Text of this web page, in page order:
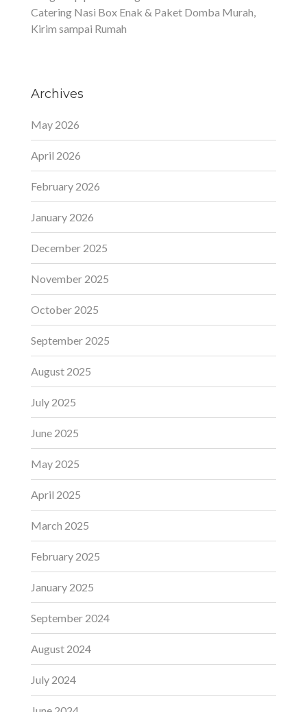
Catering Nasi Box Enak & Paket Domba Murah,
Kirim sampai Rumah
Archives
May 2026
April 2026
February 2026
January 2026
December 2025
November 2025
October 2025
September 2025
August 2025
July 2025
June 2025
May 2025
April 2025
March 2025
February 2025
January 2025
September 2024
August 2024
July 2024